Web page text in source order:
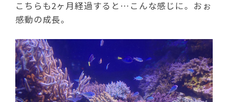
こちらも2ヶ月経過すると…こんな感じに。おぉ
感動の成長。